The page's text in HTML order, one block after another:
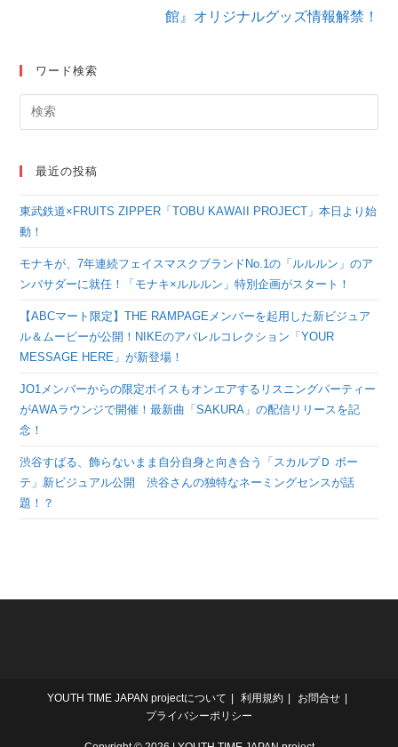
館』オリジナルグッズ情報解禁！
ワード検索
最近の投稿
東武鉄道×FRUITS ZIPPER「TOBU KAWAII PROJECT」本日より始
動！
モナキが、7年連続フェイスマスクブランドNo.1の「ルルルン」のア
ンバサダーに就任！「モナキ×ルルルン」特別企画がスタート！
【ABCマート限定】THE RAMPAGEメンバーを起用した新ビジュア
ル＆ムービーが公開！NIKEのアパレルコレクション「YOUR
MESSAGE HERE」が新登場！
JO1メンバーからの限定ボイスもオンエアするリスニングパーティー
がAWAラウンジで開催！最新曲「SAKURA」の配信リリースを記
念！
渋谷すばる、飾らないまま自分自身と向き合う「スカルプＤ ボー
テ」新ビジュアル公開 渋谷さんの独特なネーミングセンスが話
題！？
YOUTH TIME JAPAN projectについて 利用規約
お問合せ
プライバシーポリシー